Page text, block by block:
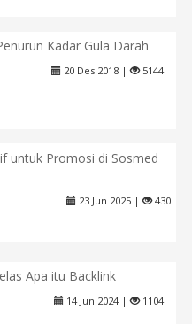
Kadar Gula Darah
20 Des 2018 | 5144
untuk Promosi di Sosmed
23 Jun 2025 | 430
Apa itu Backlink
14 Jun 2024 | 1104